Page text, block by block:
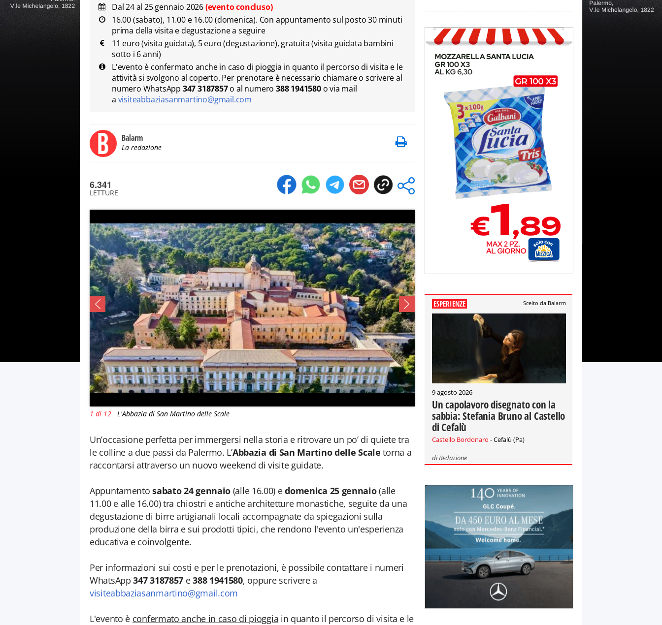
Dal 24 al 25 gennaio 2026(evento concluso)
16.00 (sabato), 11.00 e 16.00 (domenica). Con appuntamento sul posto 30 minuti
prima della visita e degustazione a seguire
11 euro (visita guidata), 5 euro (degustazione), gratuita (visita guidata bambini
sotto i 6 anni)
L'evento è confermato anche in caso di pioggia in quanto il percorso di visita e le
attività si svolgono al coperto. Per prenotare è necessario chiamare o scrivere al
numero WhatsApp 347 3187857o al numero388 1941580o via mail
a visiteabbaziasanmartino@gmail.com
Balarm
La redazione
6.341
LETTURE
1 di 12 L'Abbazia di San Martino delle Scale
Un’occasione perfetta per immergersi nella storia e ritrovare un po’ di quiete tra
le colline a due passi da Palermo. L’Abbazia di San Martino delle Scale torna a
raccontarsi attraverso un nuovo weekend di visite guidate.
Appuntamento sabato 24 gennaio (alle 16.00) edomenica 25 gennaio(alle
11.00 e alle 16.00) tra chiostri e antiche architetture monastiche, seguite da una
degustazione di birre artigianali locali accompagnate da spiegazioni sulla
produzione della birra e sui prodotti tipici, che rendono l'evento un'esperienza
educativa e coinvolgente.
Per informazioni sui costi e per le prenotazioni, è possibile contattare i numeri
WhatsApp347 3187857 e388 1941580, oppure scrivere a
visiteabbaziasanmartino@gmail.com
L'evento è confermato anche in caso di pioggia in quanto il percorso di visita e le
ESPERIENZE Scelto da Balarm
9 agosto 2026
Un capolavoro disegnato con la
sabbia: Stefania Bruno al Castello
di Cefalù
Castello Bordonaro - Cefalù (Pa)
diRedazione